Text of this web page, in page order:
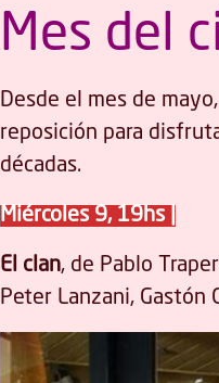
Mes del
Desde el mes de
reposición para
décadas.
Miércoles 9, 19hs |
El clan, de Pablo
Peter Lanzani, Gastón